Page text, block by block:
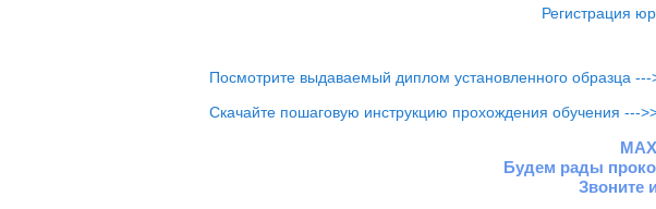
Регистрация
Посмотрите выдаваемый диплом установленного образца ---
Скачайте пошаговую инструкцию прохождения обучения ---
Будем рады
Звоните